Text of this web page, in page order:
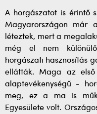
A horgászatot is érintő
Magyarországon már
léteztek, mert a
még el nem
horgászati hasznosítás
ellátták. Maga az
alaptevékenységű -
meg, ez a ma is
Egyesülete volt.